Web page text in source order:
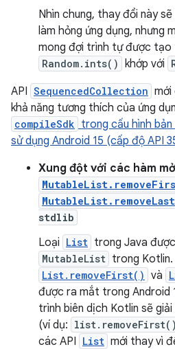
Nhìn chung, thay đổi này
làm hỏng ứng dụng, nhưng
mong đợi trình tự được
Random.ints() khớp với
API SequencedCollection mới
khả năng tương thích của ứng
compileSdk trong cấu hình
sử dụng Android 15 (cấp độ API
Xung đột với các hàm
stdlib
Loại List trong Java
MutableList trong Kotlin.
List.removeFirst() và
được ra mắt trong Android
trình biên dịch Kotlin sẽ
(ví dụ: list.removeFirst()
các API List mới thay vì